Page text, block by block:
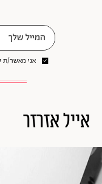
אני מאשר/ת
אייל אזרזר